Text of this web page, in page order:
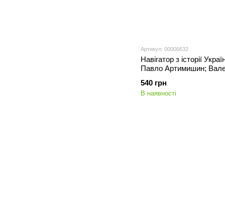
Артикул: 00006632
Навігатор з історії
Павло Артимишин;
540 грн
В наявності